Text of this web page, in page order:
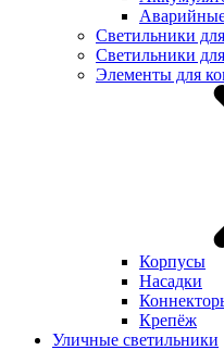
Светильники
Светильники
Элементы для
Корпусы
Насадки
Крепёж
Уличные светильники